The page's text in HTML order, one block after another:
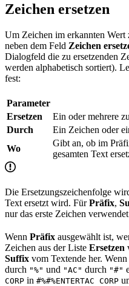
Zeichen ersetzen
Um Zeichen im erkannten Wert
neben dem Feld Zeichen
Dialogfeld die zu ersetzenden
werden alphabetisch sortiert).
fest:
Parameter
Ersetzen
Ein oder mehrere
Durch
Ein Zeichen oder
Wo
Gibt an, ob im
gesamten Text
Die Ersetzungszeichenfolge
Text ersetzt wird. FürPräfix,
nur das erste Zeichen
Wenn Präfix ausgewählt ist,
Zeichen aus der Liste Ersetzen
Suffix vom Textende her.
durch "%" und "AC" durch "#"
CORP in #%#%ENTERTAC CORP